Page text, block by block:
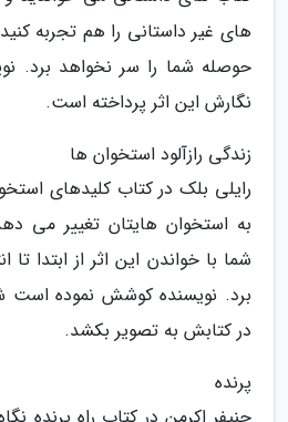
های غیر داستانی را هم تجربه
حوصله شما را سر نخواهد برد.
نگارش این اثر پرداخته است.
زندگی رازآلود استخوان ها
رایلی بلک در کتاب کلیدهای
به استخوان هایتان تغییر می
شما با خواندن این اثر از ابتدا
برد. نویسنده کوشش نموده است
در کتابش به تصویر بکشد.
پرنده